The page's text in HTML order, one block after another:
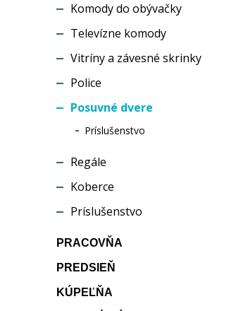
Komody do obývačky
Televízne komody
Vitríny a závesné skrinky
Police
Posuvné dvere
Príslušenstvo
Regále
Koberce
Príslušenstvo
PRACOVŇA
PREDSIEŇ
KÚPEĽŇA